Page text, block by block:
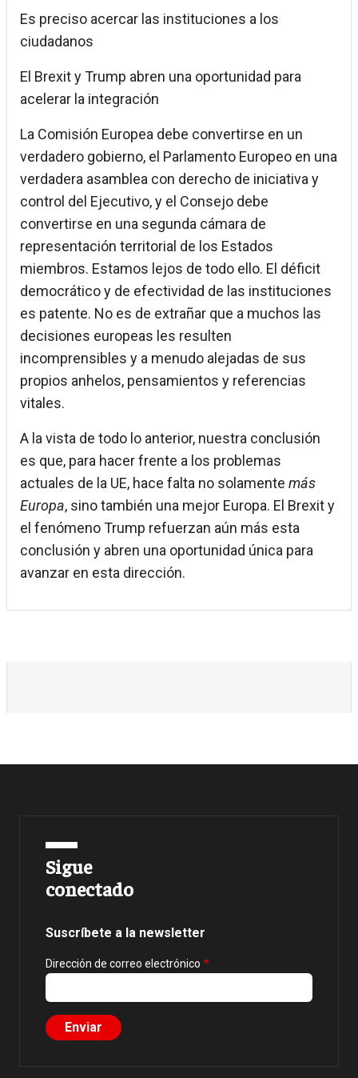
Es preciso acercar las instituciones a los
ciudadanos
El Brexit y Trump abren una oportunidad para
acelerar la integración
La Comisión Europea debe convertirse en un
verdadero gobierno, el Parlamento Europeo en una
verdadera asamblea con derecho de iniciativa y
control del Ejecutivo, y el Consejo debe
convertirse en una segunda cámara de
representación territorial de los Estados
miembros. Estamos lejos de todo ello. El déficit
democrático y de efectividad de las instituciones
es patente. No es de extrañar que a muchos las
decisiones europeas les resulten
incomprensibles y a menudo alejadas de sus
propios anhelos, pensamientos y referencias
vitales.
A la vista de todo lo anterior, nuestra conclusión
es que, para hacer frente a los problemas
actuales de la UE, hace falta no solamente más
Europa, sino también una mejor Europa. El Brexit y
el fenómeno Trump refuerzan aún más esta
conclusión y abren una oportunidad única para
avanzar en esta dirección.
Sigue
conectado
Suscríbete a la newsletter
Dirección de correo electrónico